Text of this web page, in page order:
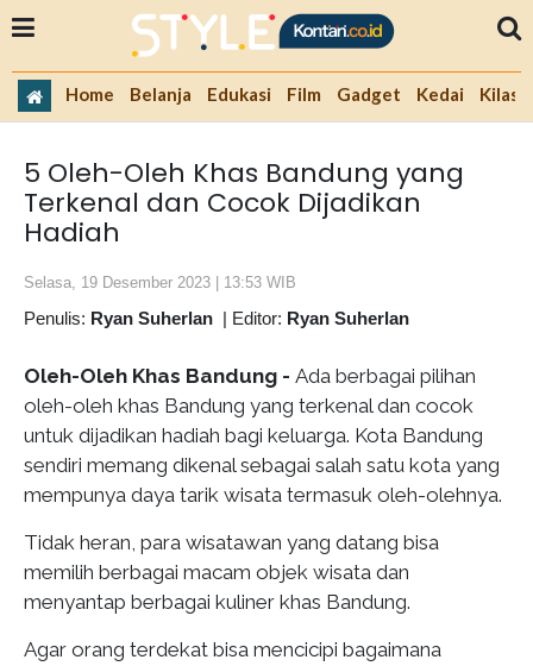
Home Belanja Edukasi Film Gadget Kedai Kilas
5 Oleh-Oleh Khas Bandung yang
Terkenal dan Cocok Dijadikan
Hadiah
Selasa, 19 Desember 2023 | 13:53 WIB
Penulis: Ryan Suherlan | Editor: Ryan Suherlan
Oleh-Oleh Khas Bandung - Ada berbagai pilihan
oleh-oleh khas Bandung yang terkenal dan cocok
untuk dijadikan hadiah bagi keluarga. Kota Bandung
sendiri memang dikenal sebagai salah satu kota yang
mempunya daya tarik wisata termasuk oleh-olehnya.
Tidak heran, para wisatawan yang datang bisa
memilih berbagai macam objek wisata dan
menyantap berbagai kuliner khas Bandung.
Agar orang terdekat bisa mencicipi bagaimana